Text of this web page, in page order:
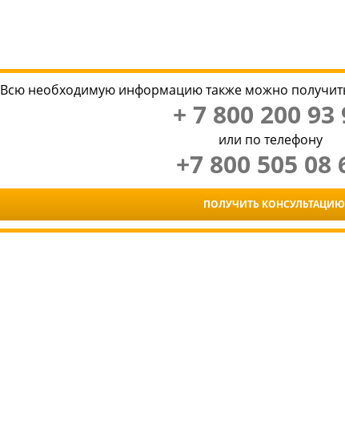
Всю необходимую информацию также можно
+ 7 800 200 93
или по телефону
+7 800 505 08
ПОЛУЧИТЬ КОНСУЛЬТАЦИЮ